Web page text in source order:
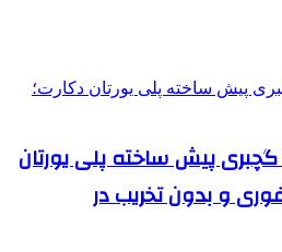
گچبری پیش ساخته پلی یورتان
و بدون تخریب در